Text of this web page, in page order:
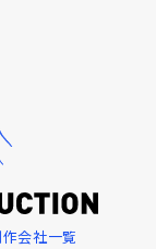
会社一覧